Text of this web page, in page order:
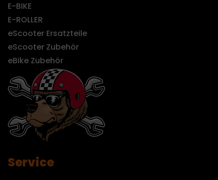
E-BIKE
E-ROLLER
eScooter Ersatzteile
eScooter Zubehör
eBike Zubehör
Service